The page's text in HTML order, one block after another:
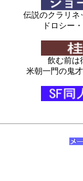
伝説のクラリネ
ドロシー
飲む前は
米朝一門の鬼